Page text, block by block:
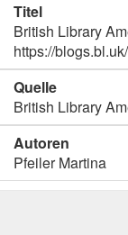
Titel
British Library
https://
Quelle
British Library
Autoren
Pfeiler Martina